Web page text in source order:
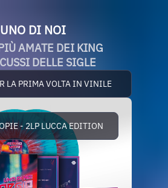
UNO DI NOI
AMATE DEI KING
DELLE SIGLE
LA PRIMA VOLTA IN VINILE
- 2LP LUCCA EDITION